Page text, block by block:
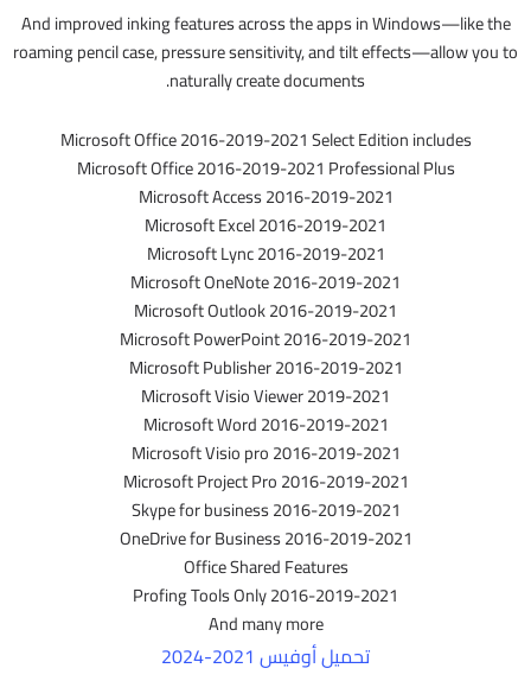
And improved inking features across the apps in Windows—like the
roaming pencil case, pressure sensitivity, and tilt effects—allow you to
naturally create documents.
Microsoft Office 2016-2019-2021 Select Edition includes
Microsoft Office 2016-2019-2021 Professional Plus
Microsoft Access 2016-2019-2021
Microsoft Excel 2016-2019-2021
Microsoft Lync 2016-2019-2021
Microsoft OneNote 2016-2019-2021
Microsoft Outlook 2016-2019-2021
Microsoft PowerPoint 2016-2019-2021
Microsoft Publisher 2016-2019-2021
Microsoft Visio Viewer 2019-2021
Microsoft Word 2016-2019-2021
Microsoft Visio pro 2016-2019-2021
Microsoft Project Pro 2016-2019-2021
Skype for business 2016-2019-2021
OneDrive for Business 2016-2019-2021
Office Shared Features
Profing Tools Only 2016-2019-2021
And many more
تحميل أوفيس 2021-2024